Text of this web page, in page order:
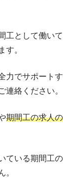
工として働い
す。
力でサポート
連絡ください。
期間工の求人
ている期間工
。